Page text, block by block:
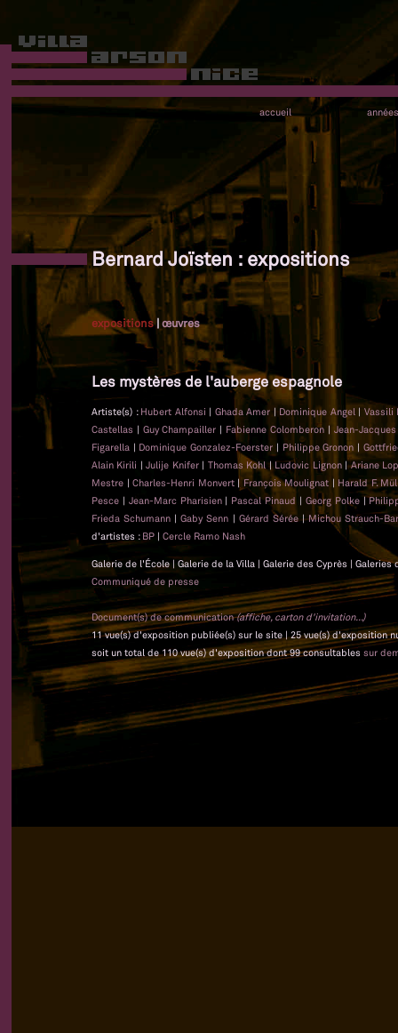
accueil années
Bernard Joïsten : expositions
expositions|œuvres
Les mystères de l'auberge espagnole
Artiste(s) : Hubert Alfonsi | Ghada Amer | Dominique Angel | Vassili
Castellas | Guy Champailler | Fabienne Colomberon | Jean-
Figarella | Dominique Gonzalez-Foerster | Philippe Gronon |
Alain Kirili |Julije Knifer | Thomas Kohl| Ludovic Lignon |Ariane
Mestre | Charles-Henri Monvert | François Moulignat | Harald F.
Pesce | Jean-Marc Pharisien | Pascal Pinaud | Georg Polke |
Frieda Schumann |Gaby Senn | Gérard Sérée|Michou Strauch-
d'artistes : BP | Cercle Ramo Nash
Galerie de l'École | Galerie de la Villa | Galerie des Cyprès |
Communiqué de presse
Document(s) de communication(affiche, carton d'invitation...)
11 vue(s) d'exposition publiée(s) sur le site | 25 vue(s) d'exposition
soit un total de 110 vue(s) d'exposition dont 99 consultables sur